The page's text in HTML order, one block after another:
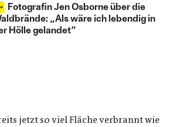
Fotografin Jen Osborne über die
„Als wäre ich lebendig in
Hölle gelandet“
jetzt so viel Fläche verbrannt wie